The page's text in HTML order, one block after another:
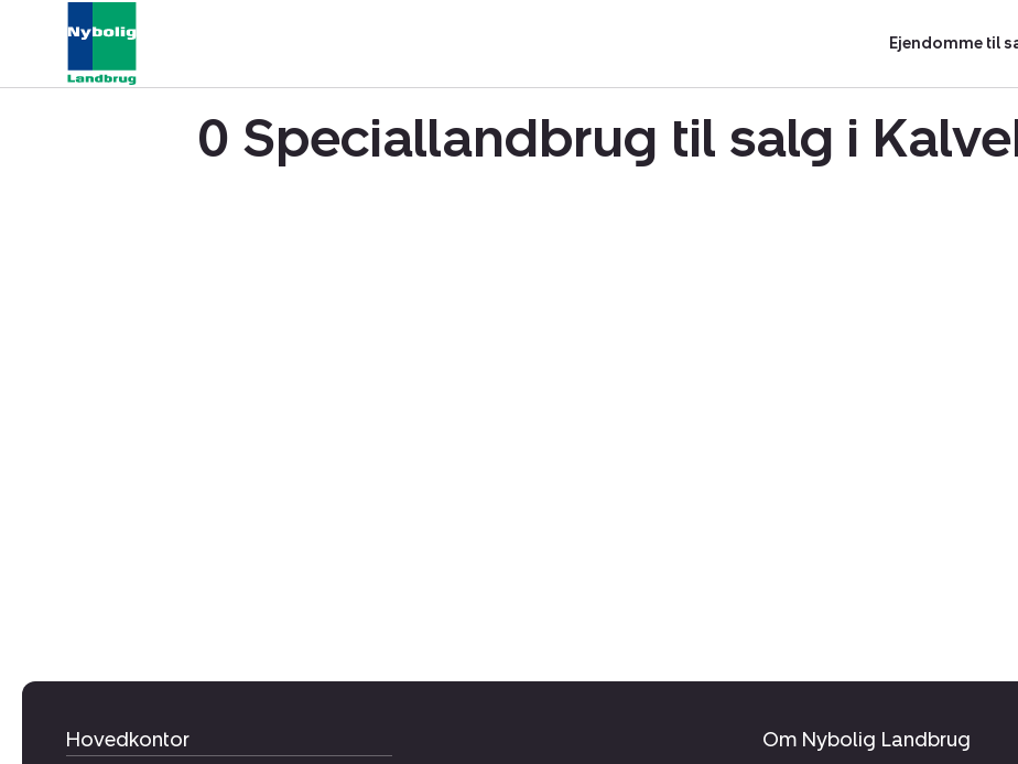
Ejendomme til
0 Speciallandbrug til salg i
Hovedkontor Om Nybolig Landbrug